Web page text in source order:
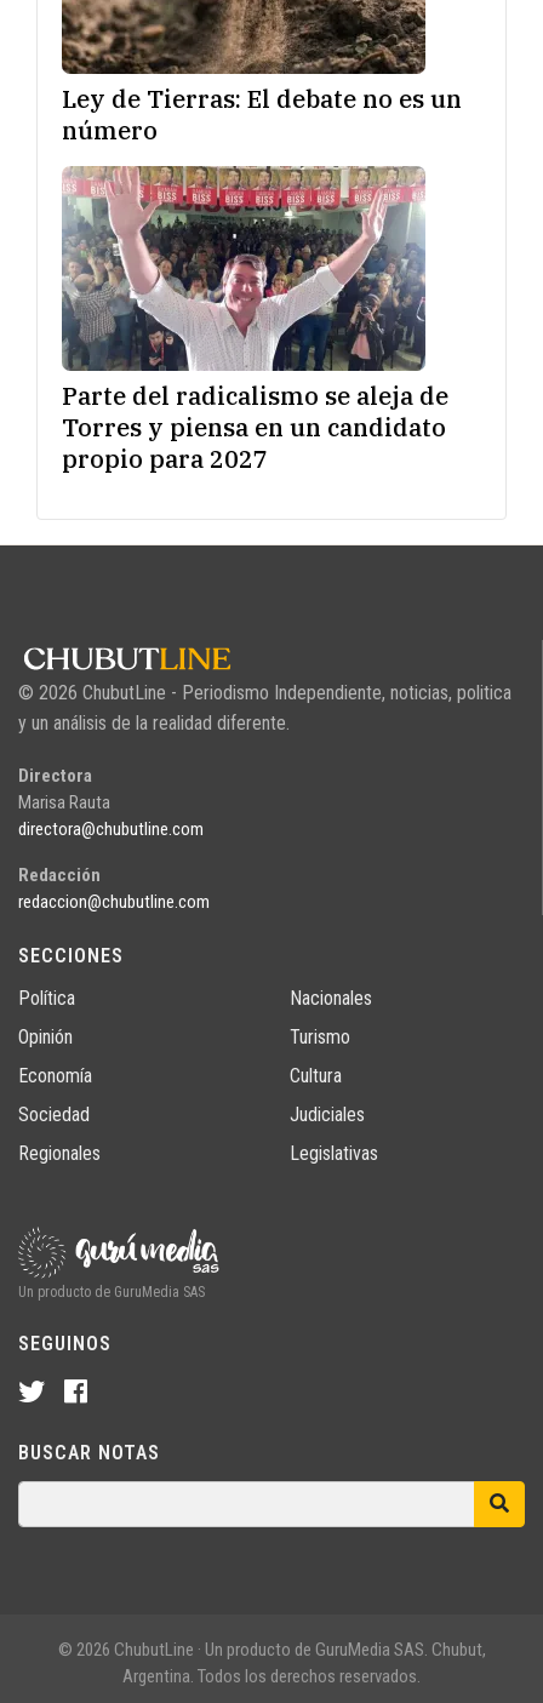
Ley de Tierras: El debate no es un
número
Parte del radicalismo se aleja de
Torres y piensa en un candidato
propio para 2027
© 2026 ChubutLine - Periodismo Independiente, noticias, politica
y un análisis de la realidad diferente.
Directora
Marisa Rauta
directora@chubutline.com
Redacción
redaccion@chubutline.com
SECCIONES
Política
Opinión
Economía
Sociedad
Regionales
Nacionales
Turismo
Cultura
Judiciales
Legislativas
Un producto de GuruMedia SAS
SEGUINOS
BUSCAR NOTAS
© 2026 ChubutLine · Un producto de GuruMedia SAS. Chubut,
Argentina. Todos los derechos reservados.